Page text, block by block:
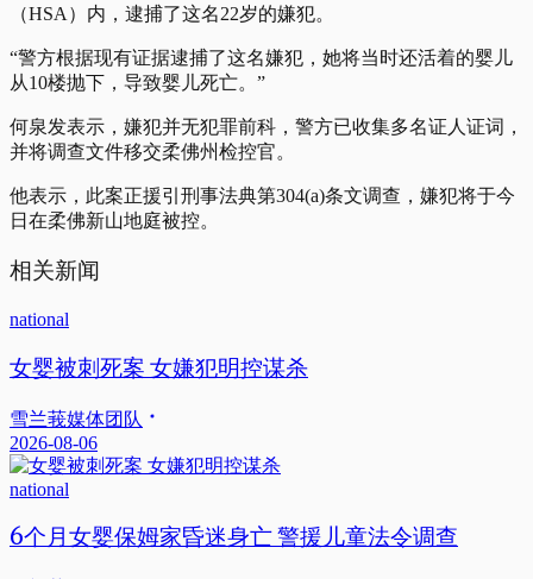
（HSA）内，逮捕了这名22岁的嫌犯。
“警方根据现有证据逮捕了这名嫌犯，她将当时还活着的婴儿
从10楼抛下，导致婴儿死亡。”
何泉发表示，嫌犯并无犯罪前科，警方已收集多名证人证词，
并将调查文件移交柔佛州检控官。
他表示，此案正援引刑事法典第304(a)条文调查，嫌犯将于今
日在柔佛新山地庭被控。
相关新闻
national
女婴被刺死案 女嫌犯明控谋杀
雪兰莪媒体团队
2026-08-06
national
6个月女婴保姆家昏迷身亡 警援儿童法令调查